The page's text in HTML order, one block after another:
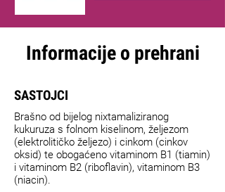
Informacije o prehrani
SASTOJCI
Brašno od bijelog nixtamaliziranog
kukuruza s folnom kiselinom, željezom
(elektrolitičko željezo) i cinkom (cinkov
oksid) te obogaćeno vitaminom B1 (tiamin)
i vitaminom B2 (riboflavin), vitaminom B3
(niacin).